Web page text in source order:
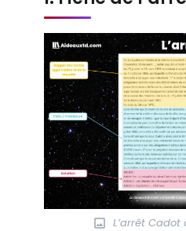
L’arrêt Cadot